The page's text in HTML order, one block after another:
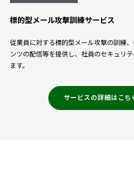
標的型メール攻撃訓練サービス
従業員に対する標的型メール攻撃の訓練
ンツの配信等を提供し、社員のセキュリ
ます。
サービスの詳細はこち